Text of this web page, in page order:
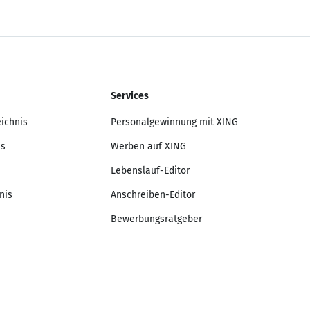
Services
Personalgewinnung mit XING
Werben auf XING
Lebenslauf-Editor
Anschreiben-Editor
Bewerbungsratgeber